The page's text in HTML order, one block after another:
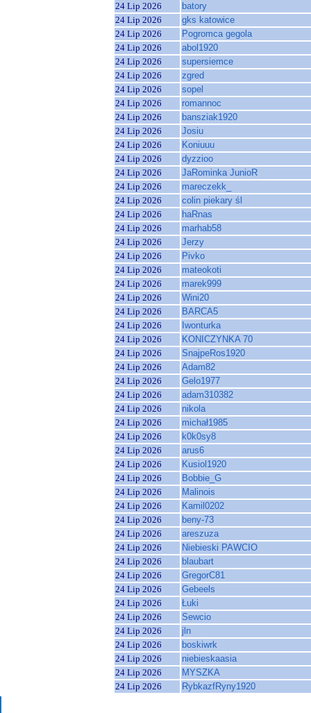
24 Lip 2026
batory
24 Lip 2026
gks katowice
24 Lip 2026
Pogromca gegola
24 Lip 2026
abol1920
24 Lip 2026
supersiemce
24 Lip 2026
zgred
24 Lip 2026
sopel
24 Lip 2026
romannoc
24 Lip 2026
bansziak1920
24 Lip 2026
Josiu
24 Lip 2026
Koniuuu
24 Lip 2026
dyzzioo
24 Lip 2026
JaRominka JunioR
24 Lip 2026
mareczekk_
24 Lip 2026
colin piekary śl
24 Lip 2026
haRnas
24 Lip 2026
marhab58
24 Lip 2026
Jerzy
24 Lip 2026
Pivko
24 Lip 2026
mateokoti
24 Lip 2026
marek999
24 Lip 2026
Wini20
24 Lip 2026
BARCA5
24 Lip 2026
Iwonturka
24 Lip 2026
KONICZYNKA 70
24 Lip 2026
SnajpeRos1920
24 Lip 2026
Adam82
24 Lip 2026
Gelo1977
24 Lip 2026
adam310382
24 Lip 2026
nikola
24 Lip 2026
michał1985
24 Lip 2026
k0k0sy8
24 Lip 2026
arus6
24 Lip 2026
Kusiol1920
24 Lip 2026
Bobbie_G
24 Lip 2026
Malinois
24 Lip 2026
Kamil0202
24 Lip 2026
beny-73
24 Lip 2026
areszuza
24 Lip 2026
Niebieski PAWCIO
24 Lip 2026
blaubart
24 Lip 2026
GregorC81
24 Lip 2026
Gebeels
24 Lip 2026
Łuki
24 Lip 2026
Sewcio
24 Lip 2026
jln
24 Lip 2026
boskiwrk
24 Lip 2026
niebieskaasia
24 Lip 2026
MYSZKA
24 Lip 2026
RybkazfRyny1920